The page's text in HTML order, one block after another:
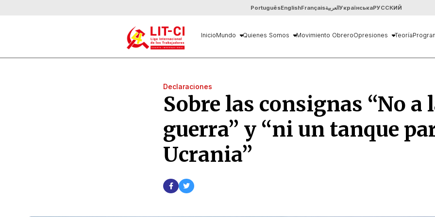
PortuguêsEnglishFrançaisالعربيةУкраїнськаРУССКИЙ
InicioMundo Quienes Somos Movimiento ObreroOpresiones Teoría
Declaraciones
Sobre las consignas “No a
guerra” y “ni un tanque
Ucrania”